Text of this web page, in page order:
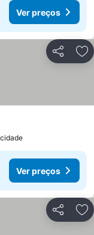
Ver preços
Partilhar
Ver preços
Partilhar